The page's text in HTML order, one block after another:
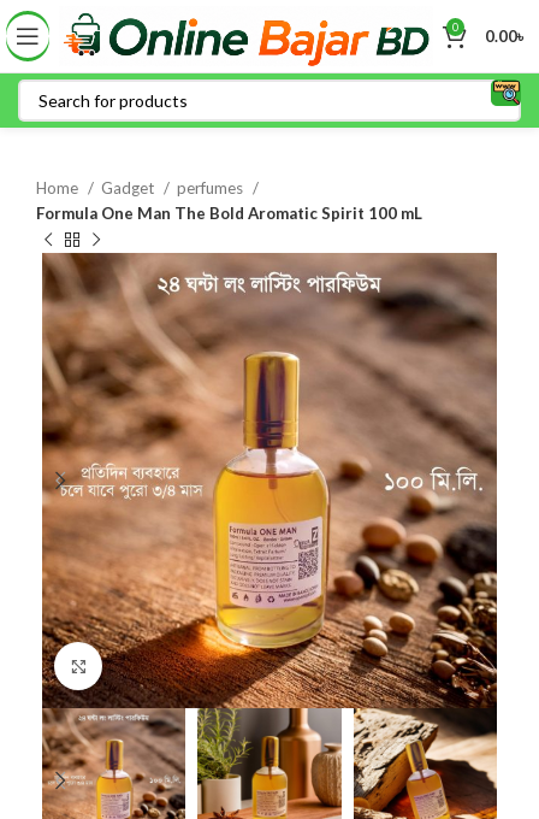
0 0.00৳
Home Gadget
perfumes
Formula One Man The Bold Aromatic Spirit 100 mL
Click to enlarge